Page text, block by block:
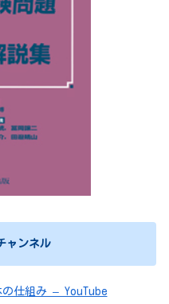
ャンネル
仕組み – YouTube